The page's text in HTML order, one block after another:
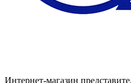
Интернет-магазин